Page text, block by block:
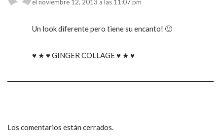
el noviembre 12, 2013 a las 11:07 pm
Un look diferente pero tiene su encanto! 🙂
♥ ★ ♥ GINGER COLLAGE ♥ ★ ♥
Los comentarios están cerrados.